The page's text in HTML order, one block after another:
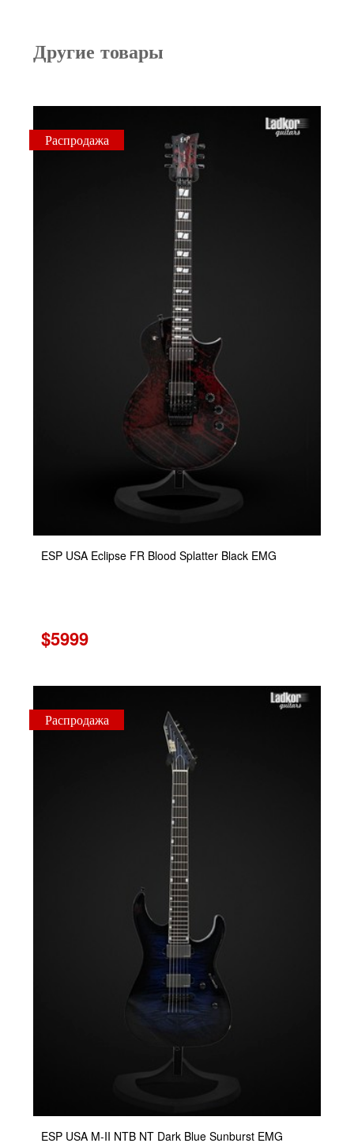
Другие товары
Распродажа
ESP USA Eclipse FR Blood Splatter Black EMG
$5999
Распродажа
ESP USA M-II NTB NT Dark Blue Sunburst EMG